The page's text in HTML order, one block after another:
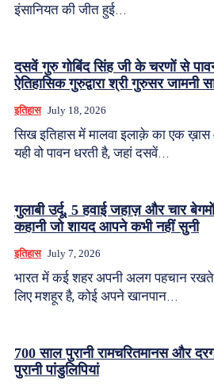
इंसानियत की जीत हुई...
दसवें गुरु गोबिंद सिंह जी के चरणों से
ऐतिहासिक गुरुद्वारा श्री गुरुसर जामनी
इतिहास July 18, 2026
सिख इतिहास में मालवा इलाक़े का एक ख़ास
यही वो पावन धरती है, जहां दसवें...
गुलाबी उर्दू, 5 हवाई जहाज़ और चार
कहानी जो शायद आपने कभी नहीं सुनी
इतिहास July 7, 2026
भारत में कई शहर अपनी अलग पहचान
लिए मशहूर है, कोई अपने खानपान...
700 साल पुरानी रामचरितमानस और
पुरानी पांडुलिपियां